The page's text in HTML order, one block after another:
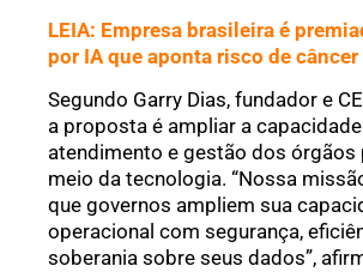
LEIA: Empresa brasileira é
por IA que aponta risco de câncer
Segundo Garry Dias, fundador e
a proposta é ampliar a
atendimento e gestão dos
meio da tecnologia. “Nossa
que governos ampliem sua
operacional com segurança,
soberania sobre seus dados”,